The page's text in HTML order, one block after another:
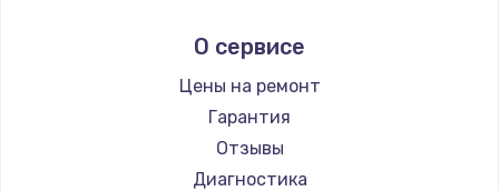
Beelink
CHUWI
О сервисе
Цены на ремонт
Гарантия
Отзывы
Диагностика